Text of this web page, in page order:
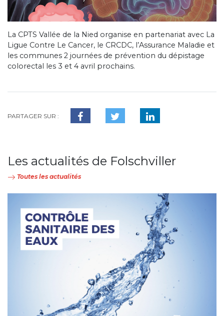
La CPTS Vallée de la Nied organise en partenariat avec La
Ligue Contre Le Cancer, le CRCDC, l’Assurance Maladie et
les communes 2 journées de prévention du dépistage
colorectal les 3 et 4 avril prochains.
PARTAGER SUR :
Les actualités de Folschviller
Toutes les actualités